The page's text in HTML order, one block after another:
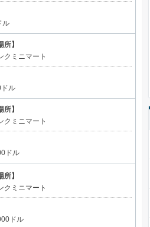
ル
所】
ミニマート
ル
所】
ミニマート
ドル
所】
ミニマート
ドル